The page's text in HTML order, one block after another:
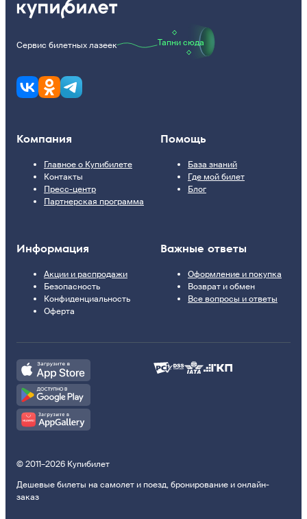
Сервис билетных лазеек Тапни сюда
Компания
Главное о Купибилете
Контакты
Пресс-центр
Партнерская программа
Помощь
База знаний
Где мой билет
Блог
Информация
Акции и распродажи
Безопасность
Конфиденциальность
Оферта
Важные ответы
Оформление и покупка
Возврат и обмен
Все вопросы и ответы
© 2011–2026 Купибилет
Дешевые билеты на самолет и поезд, бронирование и онлайн-
заказ